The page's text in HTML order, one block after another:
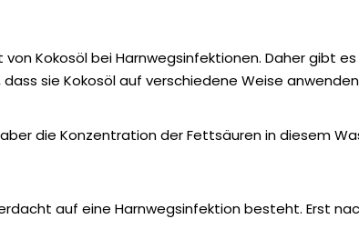
Kokosöl bei Harnwegsinfektionen. Daher gibt
sie Kokosöl auf verschiedene Weise
die Konzentration der Fettsäuren in diesem
auf eine Harnwegsinfektion besteht. Erst